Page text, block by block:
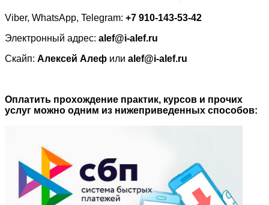
Viber, WhatsApp, Telegram: +7 910-143-53-42
Электронный адрес: alef@i-alef.ru
Скайп: Алексей Алеф или alef@i-alef.ru
Оплатить прохождение практик, курсов и прочих
услуг можно одним из нижеприведенных способов: